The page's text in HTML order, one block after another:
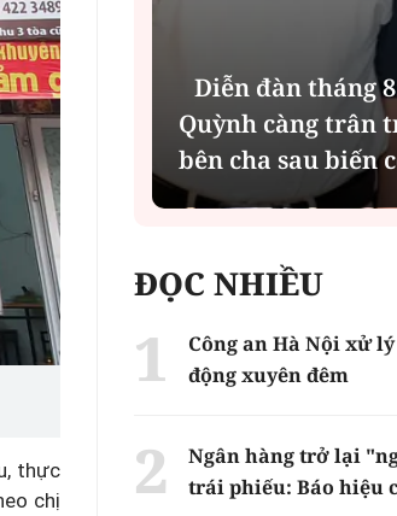
thực
chị
y
dân
thuật
Diễn đàn tháng
Quỳnh càng trân
bên cha sau biến
ĐỌC NHIỀU
Công an Hà Nội xử
động xuyên đêm
Ngân hàng trở lại
trái phiếu: Báo hiệu